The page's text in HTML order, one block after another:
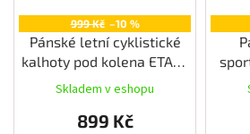
999 Kč –10 %
Pánské letní cyklistické
kalhoty pod kolena ETAPE
RACE 3/4, černá
Skladem v eshopu
899 Kč